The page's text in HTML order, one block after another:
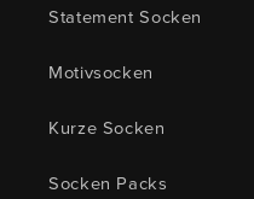
Statement Socken
Motivsocken
Kurze Socken
Socken Packs